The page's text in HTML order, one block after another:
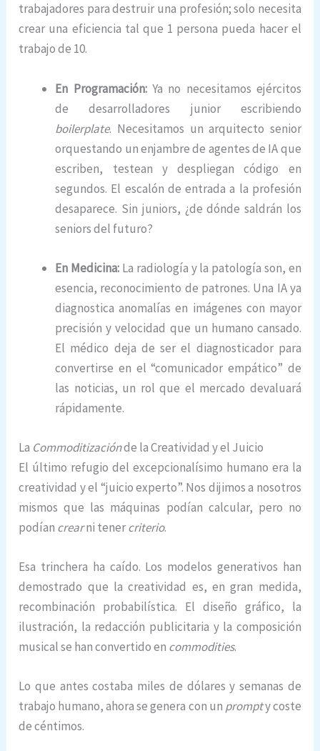
trabajadores para destruir una profesión; solo necesita
crear una eficiencia tal que 1 persona pueda hacer el
trabajo de 10.
En Programación:Ya no necesitamos ejércitos
de desarrolladores junior escribiendo
boilerplate. Necesitamos un arquitecto senior
orquestando un enjambre de agentes de IA que
escriben, testean y despliegan código en
segundos. El escalón de entrada a la profesión
desaparece. Sin juniors, ¿de dónde saldrán los
seniors del futuro?
En Medicina: La radiología y la patología son, en
esencia, reconocimiento de patrones. Una IA ya
diagnostica anomalías en imágenes con mayor
precisión y velocidad que un humano cansado.
El médico deja de ser el diagnosticador para
convertirse en el “comunicador empático” de
las noticias, un rol que el mercado devaluará
rápidamente.
La Commoditizaciónde la Creatividad y el Juicio
El último refugio del excepcionalísimo humano era la
creatividad y el “juicio experto”. Nos dijimos a nosotros
mismos que las máquinas podían calcular, pero no
podían crearni tenercriterio.
Esa trinchera ha caído. Los modelos generativos han
demostrado que la creatividad es, en gran medida,
recombinación probabilística. El diseño gráfico, la
ilustración, la redacción publicitaria y la composición
musical se han convertido en commodities.
Lo que antes costaba miles de dólares y semanas de
trabajo humano, ahora se genera con un prompty coste
de céntimos.